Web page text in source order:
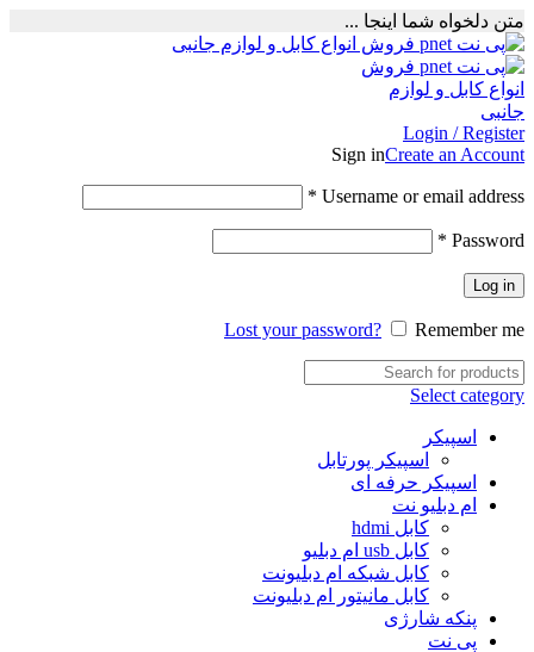
متن دلخواه شما اینجا ...
Login / Register
Sign inCreate an Account
Username or email address
*
Password
*
Log in
Lost your password? Remember me
Select category
اسپیکر
اسپیکر پورتابل
اسپیکر حرفه ای
ام دبلیو نت
کابل hdmi
کابل usb ام دبلیو
کابل شبکه ام دبلیونت
کابل مانیتور ام دبلیونت
پنکه شارژی
پی نت